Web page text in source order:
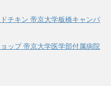
チキン 帝京大学板橋キャンパ
ップ 帝京大学医学部付属病院